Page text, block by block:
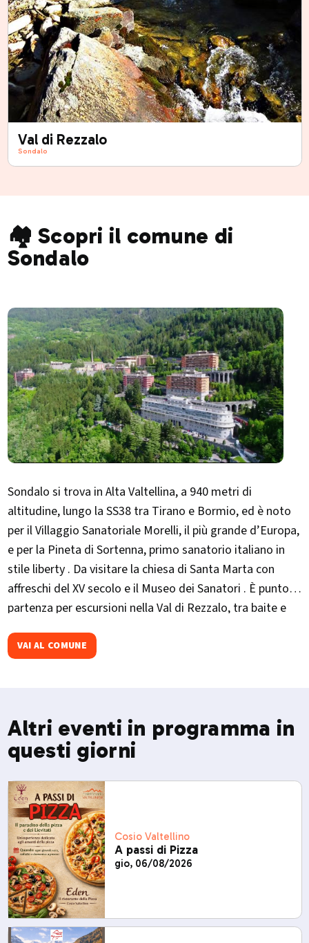
Val di Rezzalo
Sondalo
🏘️ Scopri il comune di
Sondalo
Sondalo si trova in Alta Valtellina, a 940 metri di
altitudine, lungo la SS38 tra Tirano e Bormio, ed è noto
per il Villaggio Sanatoriale Morelli, il più grande d’Europa,
e per la Pineta di Sortenna, primo sanatorio italiano in
stile liberty . Da visitare la chiesa di Santa Marta con
affreschi del XV secolo e il Museo dei Sanatori . È punto di
partenza per escursioni nella Val di Rezzalo, tra baite e
Migiondara
VAI AL COMUNE
Altri eventi in programma in
questi giorni
Cosio Valtellino
A passi di Pizza
gio, 06/08/2026